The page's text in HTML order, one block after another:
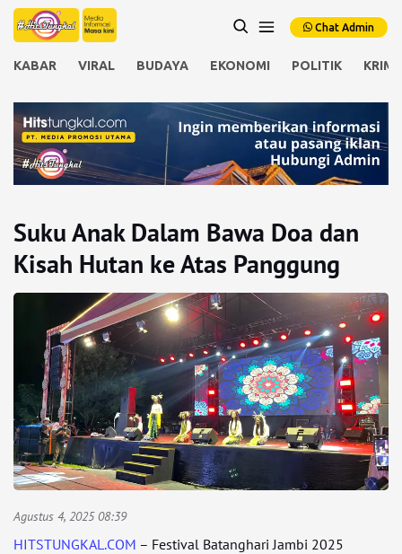
Chat Admin
KABAR VIRAL BUDAYA EKONOMI POLITIK
Suku Anak Dalam Bawa Doa dan
Kisah Hutan ke Atas Panggung
Agustus 4, 2025 08:39
HITSTUNGKAL.COM – Festival Batanghari Jambi 2025